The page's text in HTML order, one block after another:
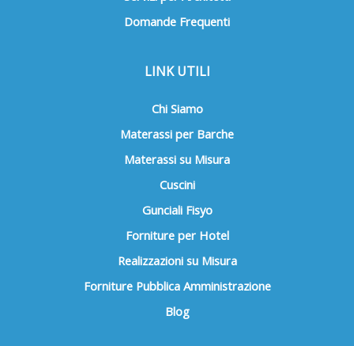
Domande Frequenti
LINK UTILI
Chi Siamo
Materassi per Barche
Materassi su Misura
Cuscini
Gunciali Fisyo
Forniture per Hotel
Realizzazioni su Misura
Forniture Pubblica Amministrazione
Blog